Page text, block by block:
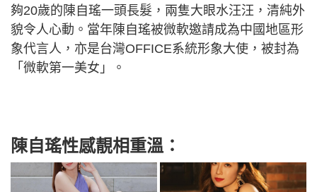
夠20歲的陳自瑤一頭長髮，兩隻大眼水汪汪，清純外
貌令人心動。當年陳自瑤被微軟邀請成為中國地區形
象代言人，亦是台灣OFFICE系統形象大使，被封為
「微軟第一美女」。
陳自瑤性感靚相重溫：